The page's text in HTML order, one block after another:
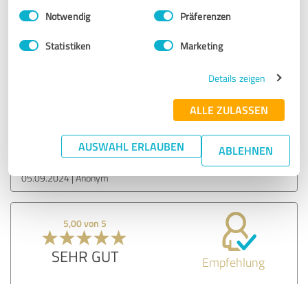
Impressum Datenschutzbestimmungen
Einwilligungsauswahl
Notwendig Präferenzen
Statistiken Marketing
Details zeigen
ALLE ZULASSEN
AUSWAHL ERLAUBEN ABLEHNEN
ich den Weg zu mir zurück gefunden! Und lerne meine
Unterstützung, die lieben Worte, das offene Ohr, die
be better Coaching
05.09.2024 Anonym
5,00 von 5
SEHR GUT Empfehlung